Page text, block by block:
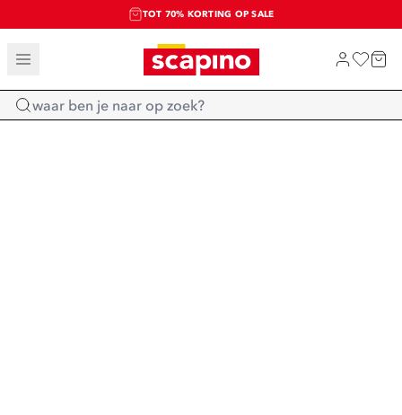
TOT 70% KORTING OP SALE
SALE: LAATSTE KANS!
SHOP NIEUW
Home